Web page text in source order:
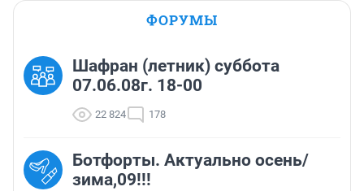
ФОРУМЫ
Шафран (летник) суббота
07.06.08г. 18-00
22 824 178
Ботфорты. Актуально осень/
зима,09!!!